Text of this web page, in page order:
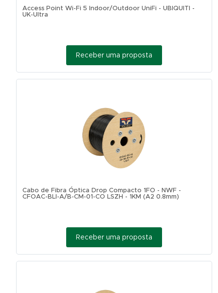
Access Point Wi-Fi 5 Indoor/Outdoor UniFi - UBIQUITI -
UK-Ultra
Receber uma proposta
Cabo de Fibra Óptica Drop Compacto 1FO - NWF -
CFOAC-BLI-A/B-CM-01-CO LSZH - 1KM (A2 0.8mm)
Receber uma proposta